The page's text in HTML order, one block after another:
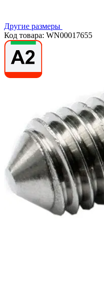
Другие размеры
Код товара: WN00017655